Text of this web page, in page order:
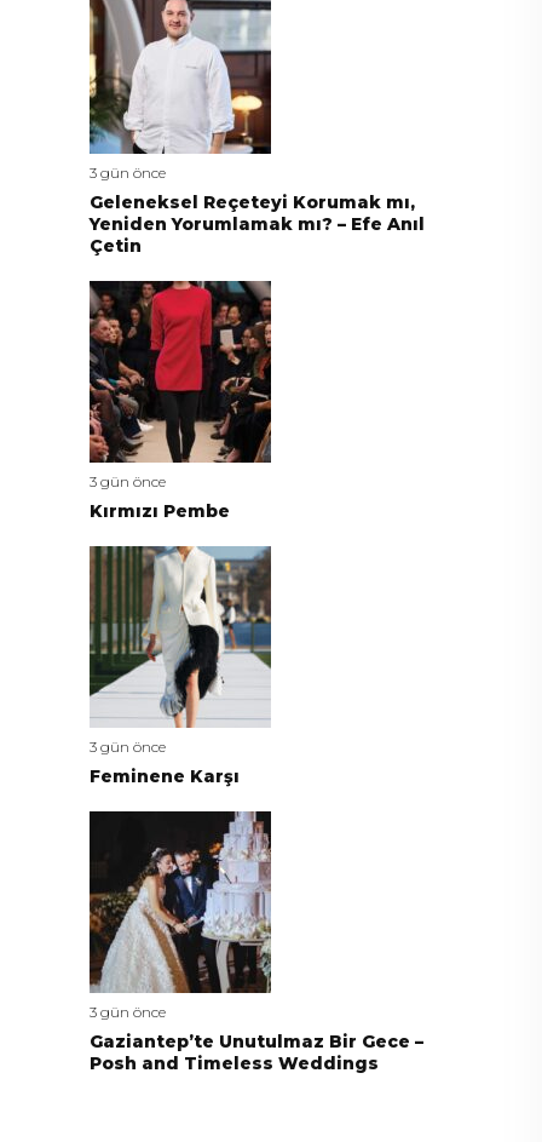
3 gün önce
Geleneksel Reçeteyi Korumak mı,
Yeniden Yorumlamak mı? – Efe Anıl
Çetin
3 gün önce
Kırmızı Pembe
3 gün önce
Feminene Karşı
3 gün önce
Gaziantep’te Unutulmaz Bir Gece –
Posh and Timeless Weddings